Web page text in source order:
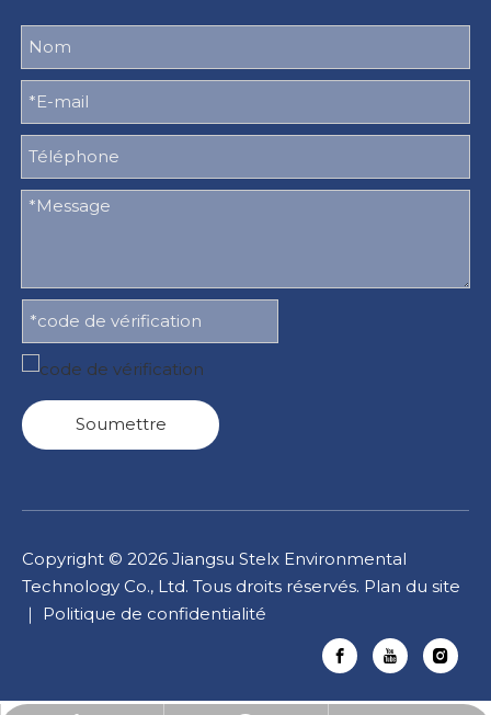
Soumettre
Copyright © 2026 Jiangsu Stelx Environmental
Technology Co., Ltd. Tous droits réservés. Plan du site
｜ Politique de confidentialité